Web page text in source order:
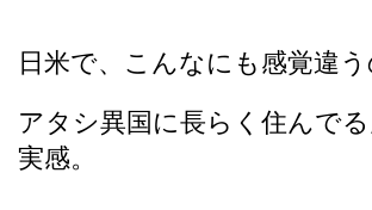
日米で、こんなにも感覚違う
アタシ異国に長らく住んで
実感。